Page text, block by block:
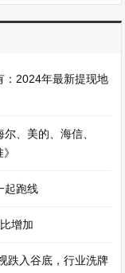
：2024年最新提现地
、美的、海信、
起跑线
增加
跌入谷底，行业洗牌